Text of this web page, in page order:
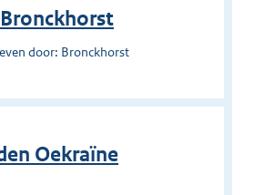
door: Bronckhorst
Oekraïne